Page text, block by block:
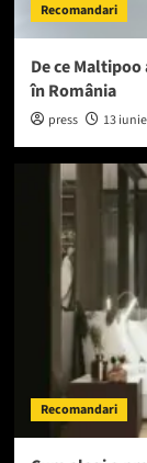
Recomandari
De ce
în România
press 13
Recomandari